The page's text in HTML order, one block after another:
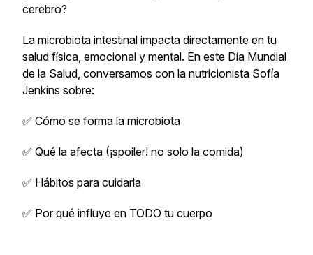
cerebro?
La microbiota intestinal impacta directamente en tu
salud física, emocional y mental. En este Día Mundial
de la Salud, conversamos con la nutricionista Sofía
Jenkins sobre:
✅ Cómo se forma la microbiota
✅ Qué la afecta (¡spoiler! no solo la comida)
✅ Hábitos para cuidarla
✅ Por qué influye en TODO tu cuerpo